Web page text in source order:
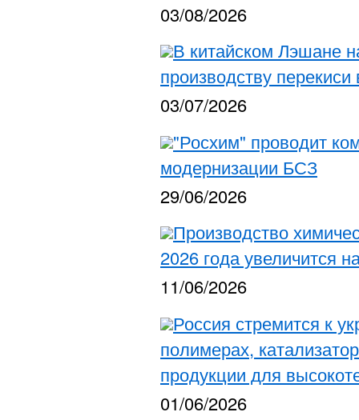
03/08/2026
В китайском Лэшане
производству
03/07/2026
"Росхим" проводит
модернизации БСЗ
29/06/2026
Производство
2026 года увеличится
11/06/2026
Россия стремится к
полимерах,
продукции для
01/06/2026